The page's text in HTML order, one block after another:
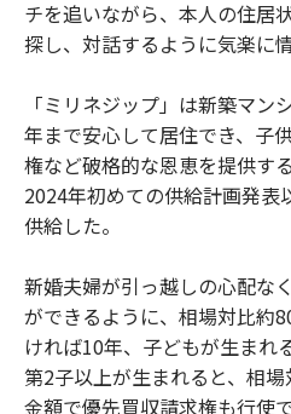
チを追いながら、本人の住居
探し、対話するように気楽に
「ミリネジップ」は新築マ
年まで安心して居住でき、子
権など破格的な恩恵を提供す
2024年初めての供給計画発表
供給した。
新婚夫婦が引っ越しの心配な
ができるように、相場対比約
ければ10年、子どもが生まれ
第2子以上が生まれると、相
金額で優先買収請求権も行使で